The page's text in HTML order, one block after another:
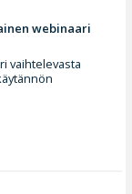
webinaari
vaihtelevasta